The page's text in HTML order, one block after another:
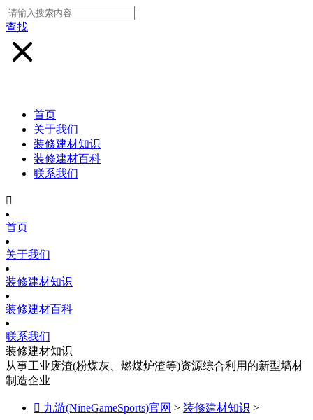
查找
首页
关于我们
装修建材知识
装修建材百科
联系我们

首页
关于我们
装修建材知识
装修建材百科
联系我们
装修建材知识
从事工业废渣(粉煤灰、燃煤炉渣等)资源综合利用的新型墙材
制造企业
 九游(NineGameSports)官网 > 装修建材知识 >